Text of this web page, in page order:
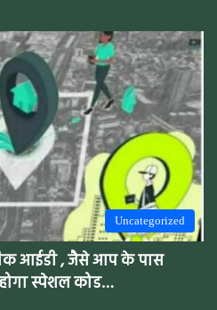
Uncategorized
आईडी , जैसे आप के पास
स्पेशल कोड…